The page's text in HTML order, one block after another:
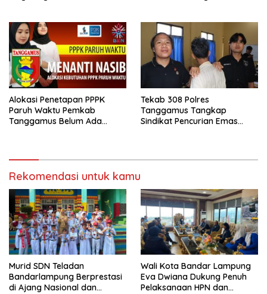
Alokasi Penetapan PPPK
Paruh Waktu Pemkab
Tanggamus Belum Ada
Tekab 308 Polres
Tanggamus Tangkap
Sindikat Pencurian Emas
Rekomendasi untuk kamu
Murid SDN Teladan
Bandarlampung Berprestasi
di Ajang Nasional dan
Wali Kota Bandar Lampung
Eva Dwiana Dukung Penuh
Pelaksanaan HPN dan